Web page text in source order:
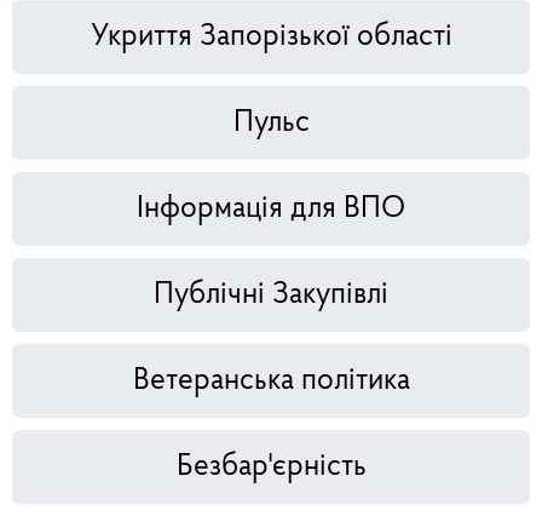
Укриття Запорізької області
Пульс
Інформація для ВПО
Публічні Закупівлі
Ветеранська політика
Безбар'єрність